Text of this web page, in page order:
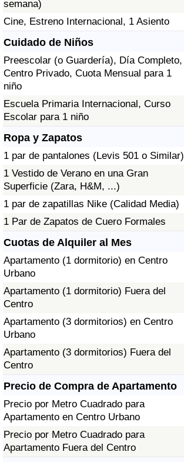
semana)
Cine, Estreno Internacional, 1 Asiento
Cuidado de Niños
Preescolar (o Guardería), Día Completo,
Centro Privado, Cuota Mensual para 1
niño
Escuela Primaria Internacional, Curso
Escolar para 1 niño
Ropa y Zapatos
1 par de pantalones (Levis 501 o Similar)
1 Vestido de Verano en una Gran
Superficie (Zara, H&M, ...)
1 par de zapatillas Nike (Calidad Media)
1 Par de Zapatos de Cuero Formales
Cuotas de Alquiler al Mes
Apartamento (1 dormitorio) en Centro
Urbano
Apartamento (1 dormitorio) Fuera del
Centro
Apartamento (3 dormitorios) en Centro
Urbano
Apartamento (3 dormitorios) Fuera del
Centro
Precio de Compra de Apartamento
Precio por Metro Cuadrado para
Apartamento en Centro Urbano
Precio por Metro Cuadrado para
Apartamento Fuera del Centro